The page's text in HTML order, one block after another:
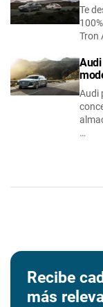
Te
Tron
Audi
…
Recibe
más